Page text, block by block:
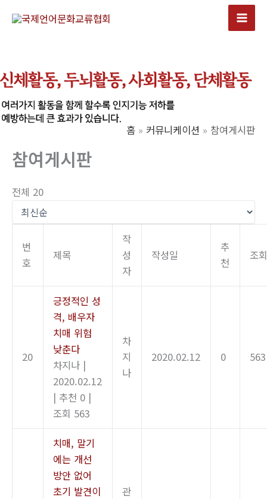
건
너
뛰
기
Main
홈 커뮤니케이션 참여게시판
참여게시판
전체 20
번
호
제목
작
성
자
작성일
추
천
조
20
긍정적인 성
격, 배우자
치매 위험
낮춘다
차지나 |
2020.02.12
| 추천 0 |
조회 563
차
지
나
2020.02.12 0 563
치매, 말기
에는 개선
방안 없어
초기 발견이
관